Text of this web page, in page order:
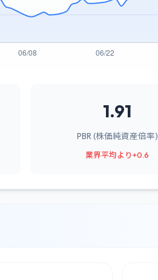
1.91
PBR (株価純資産倍率)
業界平均より+0.6